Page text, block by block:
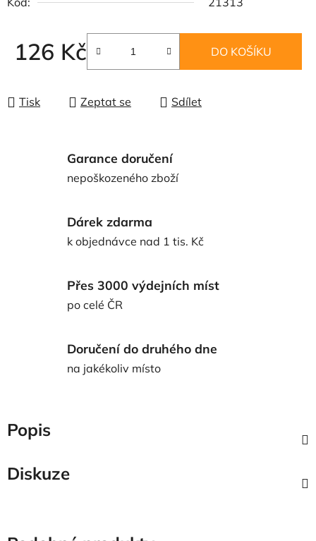
126 Kč DO KOŠÍKU
Tisk Zeptat se Sdílet
Garance doručení
nepoškozeného zboží
Dárek zdarma
k objednávce nad 1 tis. Kč
Přes 3000 výdejních míst
po celé ČR
Doručení do druhého dne
na jakékoliv místo
Popis
Diskuze